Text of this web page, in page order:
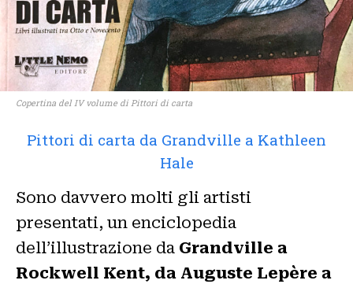
Copertina del IV volume di Pittori di carta
Pittori di carta da Grandville a Kathleen
Hale
Sono davvero molti gli artisti
presentati, un enciclopedia
dell’illustrazione da Grandville a
Rockwell Kent, da Auguste Lepère a